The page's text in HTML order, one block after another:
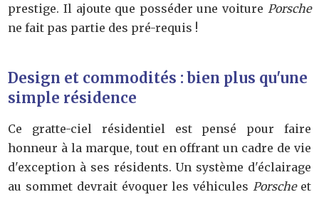
prestige. Il ajoute que posséder une voiture Porsche
ne fait pas partie des pré-requis !
Design et commodités : bien plus qu'une
simple résidence
Ce gratte-ciel résidentiel est pensé pour faire
honneur à la marque, tout en offrant un cadre de vie
d'exception à ses résidents. Un système d'éclairage
au sommet devrait évoquer les véhicules Porsche et